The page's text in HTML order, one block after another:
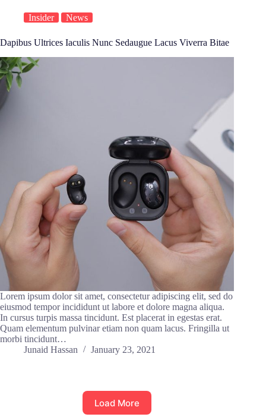
Insider News
Dapibus Ultrices Iaculis Nunc Sedaugue Lacus Viverra Bitae
Lorem ipsum dolor sit amet, consectetur adipiscing elit, sed do
eiusmod tempor incididunt ut labore et dolore magna aliqua.
In cursus turpis massa tincidunt. Est placerat in egestas erat.
Quam elementum pulvinar etiam non quam lacus. Fringilla ut
morbi tincidunt…
Junaid Hassan
January 23, 2021
Load More